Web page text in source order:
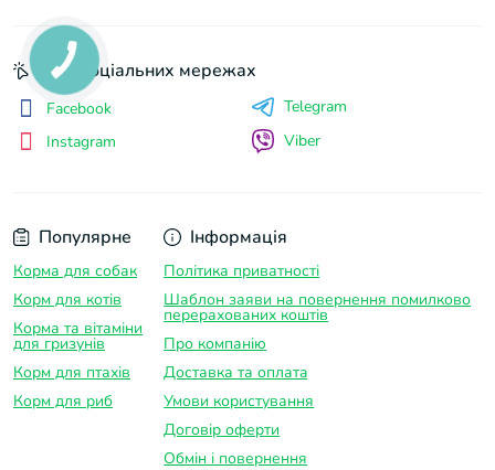
Популярне
Корма для собак
Корм для котів
Корма та вітаміни
для гризунів
Корм для птахів
Корм для риб
Інформація
Політика приватності
Шаблон заяви на повернення помилково
перерахованих коштів
Про компанію
Доставка та оплатa
Умови користування
Договір оферти
Обмін і повернення
Ми у соціальних мережах
Facebook
Instagram
Telegram
Viber